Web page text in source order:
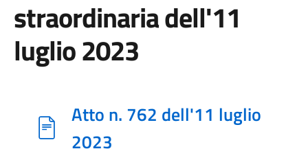
straordinaria dell'11
luglio 2023
Atto n. 762 dell'11 luglio
2023